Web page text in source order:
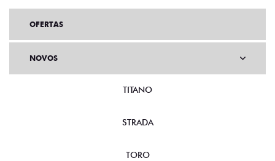
OFERTAS
NOVOS
TITANO
STRADA
TORO